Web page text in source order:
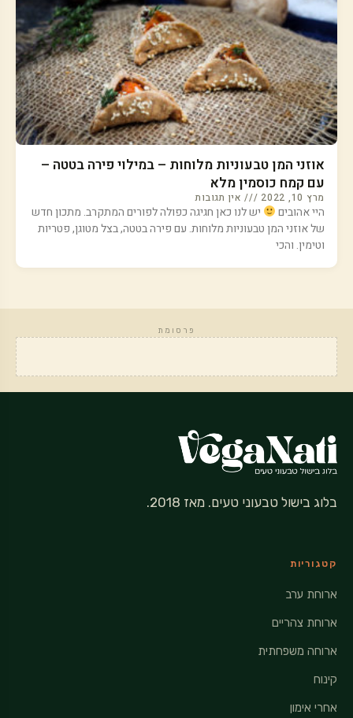
אוזני המן טבעוניות מלוחות – במילוי פירה בטטה –
עם קמח כוסמין מלא
מרץ 10, 2022 אין תגובות
היי אהובים
יש לנו כאן חגיגה כפולה לפורים המתקרב. מתכון חדש
של אוזני המן טבעוניות מלוחות. עם פירה בטטה, בצל מטוגן, פטריות
וטימין. והכי
פרסומת
בלוג בישול טבעוני טעים. מאז 2018.
קטגוריות
ארוחת ערב
ארוחת צהריים
ארוחה משפחתית
קינוח
אחרי אימון